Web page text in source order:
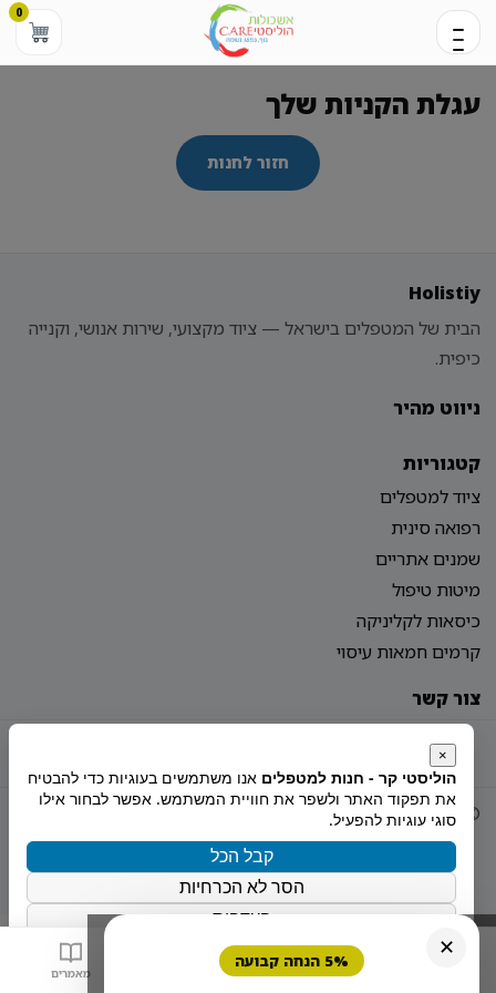
0
עגלת הקניות שלך
חזור לחנות
Holistiy
הבית של המטפלים בישראל — ציוד מקצועי, שירות אנושי, וקנייה
כיפית.
ניווט מהיר
קטגוריות
ציוד למטפלים
רפואה סינית
שמנים אתריים
מיטות טיפול
כיסאות לקליניקה
קרמים חמאות עיסוי
צור קשר
© 2026 Holistiy
מאמרים
✕
5% הנחה קבועה
×
הוליסטי קר - חנות למטפלים אנו משתמשים בעוגיות כדי להבטיח
את תפקוד האתר ולשפר את חוויית המשתמש. אפשר לבחור אילו
סוגי עוגיות להפעיל.
קבל הכל
הסר לא הכרחיות
העדפות
מדיניות הפרטיות